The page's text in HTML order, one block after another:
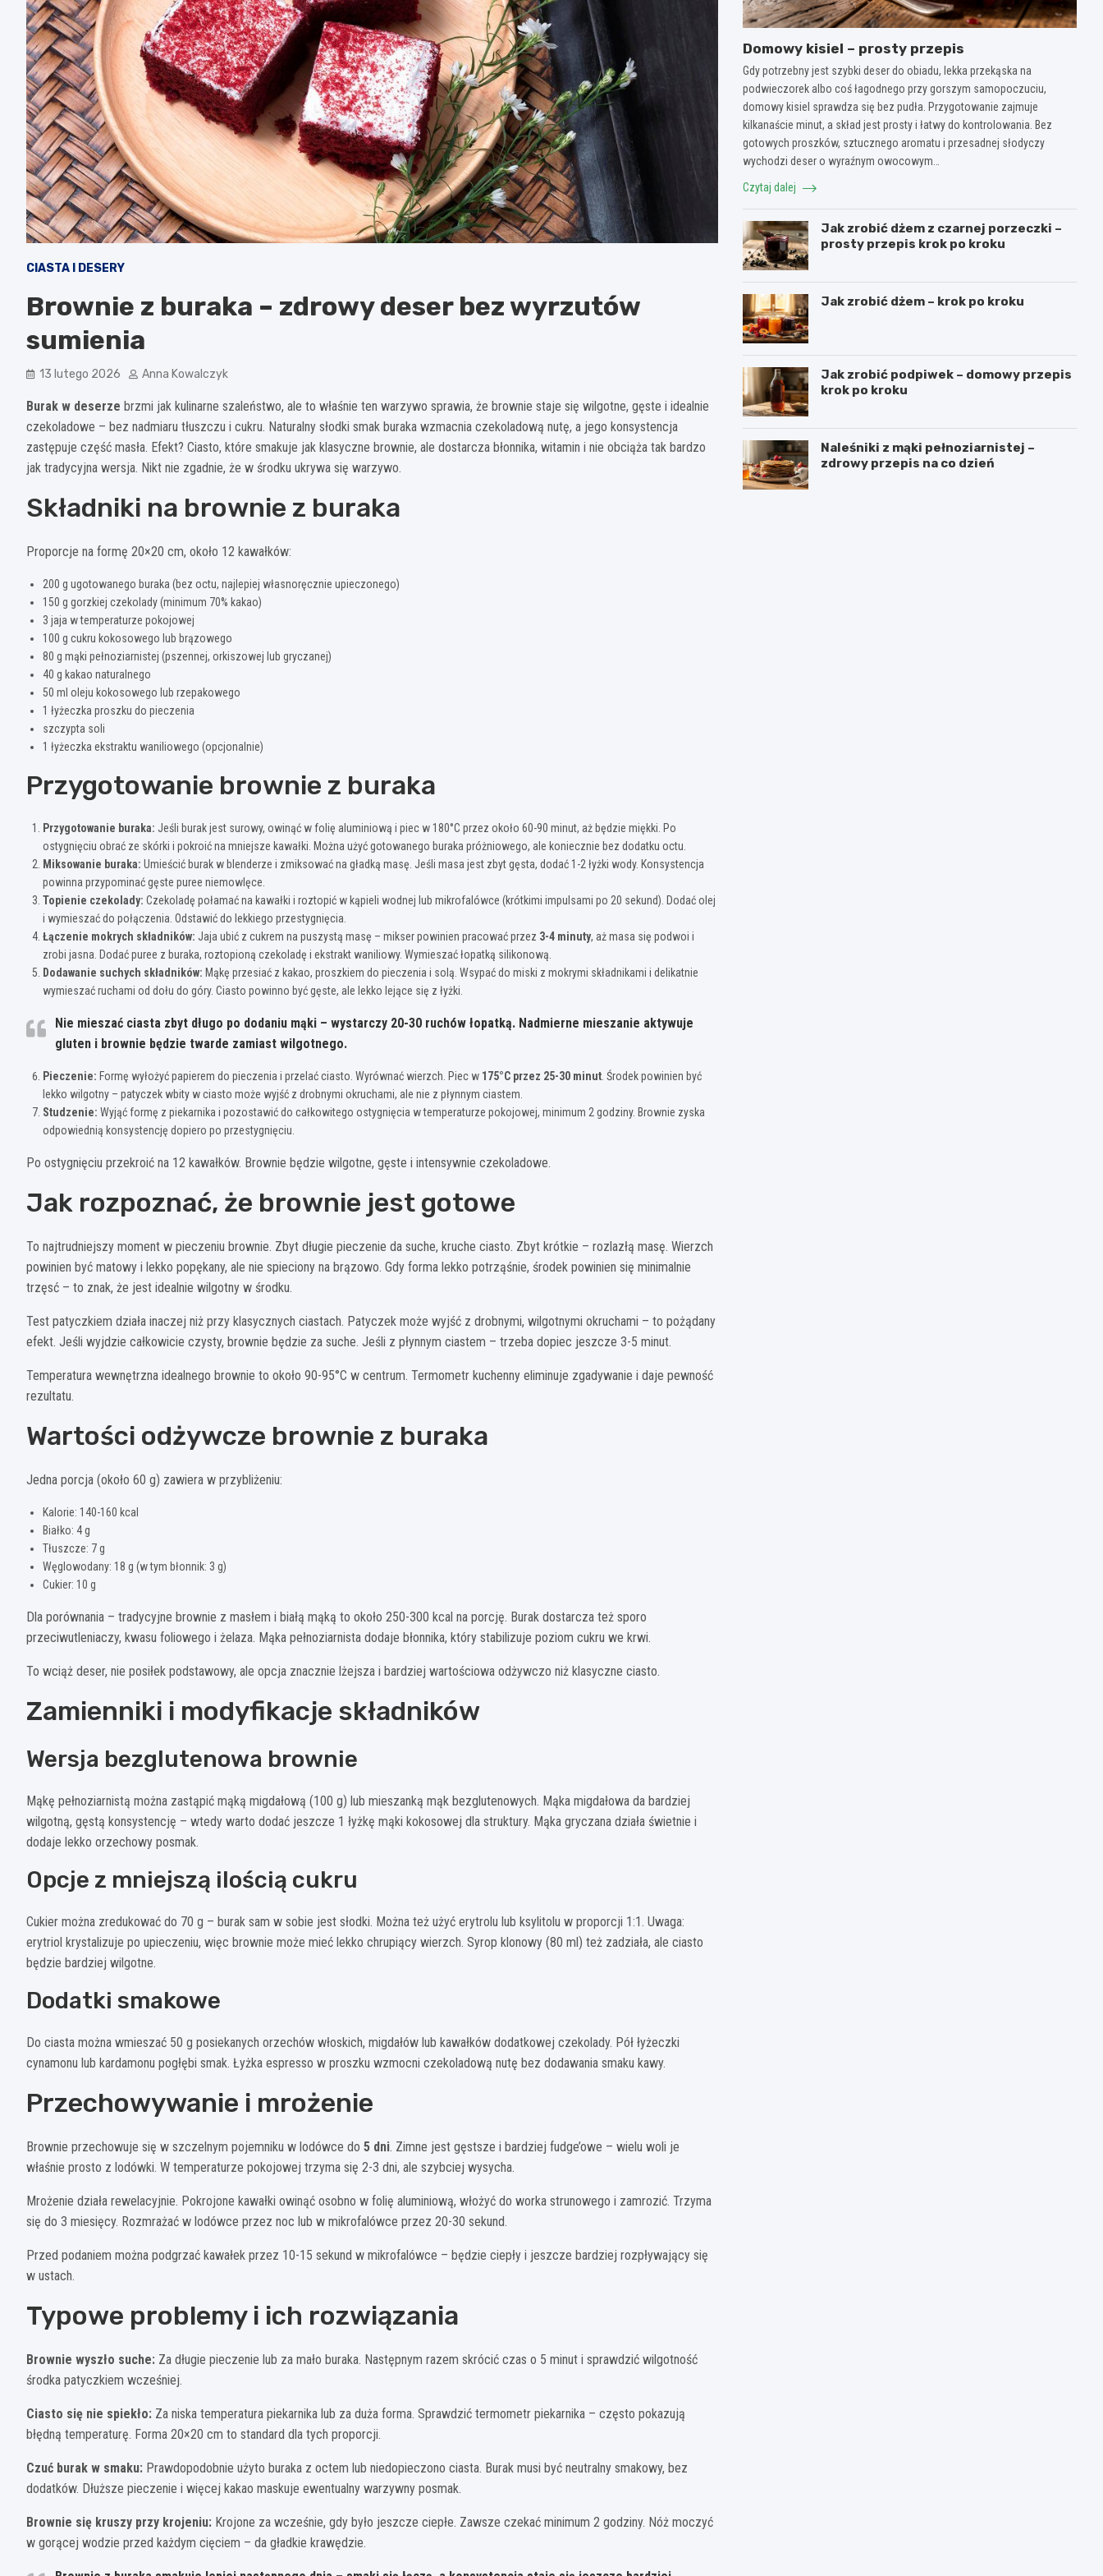
CIASTA I DESERY
Brownie z buraka – zdrowy deser bez wyrzutów
sumienia
13 lutego 2026 Anna Kowalczyk
Burak w deserze brzmi jak kulinarne szaleństwo, ale to właśnie ten warzywo sprawia, że brownie staje się wilgotne, gęste i idealnie
czekoladowe – bez nadmiaru tłuszczu i cukru. Naturalny słodki smak buraka wzmacnia czekoladową nutę, a jego konsystencja
zastępuje część masła. Efekt? Ciasto, które smakuje jak klasyczne brownie, ale dostarcza błonnika, witamin i nie obciąża tak bardzo
jak tradycyjna wersja. Nikt nie zgadnie, że w środku ukrywa się warzywo.
Składniki na brownie z buraka
Proporcje na formę 20×20 cm, około 12 kawałków:
200 g ugotowanego buraka (bez octu, najlepiej własnoręcznie upieczonego)
150 g gorzkiej czekolady (minimum 70% kakao)
3 jaja w temperaturze pokojowej
100 g cukru kokosowego lub brązowego
80 g mąki pełnoziarnistej (pszennej, orkiszowej lub gryczanej)
40 g kakao naturalnego
50 ml oleju kokosowego lub rzepakowego
1 łyżeczka proszku do pieczenia
szczypta soli
1 łyżeczka ekstraktu waniliowego (opcjonalnie)
Przygotowanie brownie z buraka
Przygotowanie buraka: Jeśli burak jest surowy, owinąć w folię aluminiową i piec w 180°C przez około 60-90 minut, aż będzie miękki. Po
ostygnięciu obrać ze skórki i pokroić na mniejsze kawałki. Można użyć gotowanego buraka próżniowego, ale koniecznie bez dodatku octu.
Miksowanie buraka: Umieścić burak w blenderze i zmiksować na gładką masę. Jeśli masa jest zbyt gęsta, dodać 1-2 łyżki wody. Konsystencja
powinna przypominać gęste puree niemowlęce.
Topienie czekolady: Czekoladę połamać na kawałki i roztopić w kąpieli wodnej lub mikrofalówce (krótkimi impulsami po 20 sekund). Dodać olej
i wymieszać do połączenia. Odstawić do lekkiego przestygnięcia.
Łączenie mokrych składników: Jaja ubić z cukrem na puszystą masę – mikser powinien pracować przez 3-4 minuty, aż masa się podwoi i
zrobi jasna. Dodać puree z buraka, roztopioną czekoladę i ekstrakt waniliowy. Wymieszać łopatką silikonową.
Dodawanie suchych składników: Mąkę przesiać z kakao, proszkiem do pieczenia i solą. Wsypać do miski z mokrymi składnikami i delikatnie
wymieszać ruchami od dołu do góry. Ciasto powinno być gęste, ale lekko lejące się z łyżki.
Nie mieszać ciasta zbyt długo po dodaniu mąki – wystarczy 20-30 ruchów łopatką. Nadmierne mieszanie aktywuje
gluten i brownie będzie twarde zamiast wilgotnego.
Pieczenie: Formę wyłożyć papierem do pieczenia i przelać ciasto. Wyrównać wierzch. Piec w 175°C przez 25-30 minut . Środek powinien być
lekko wilgotny – patyczek wbity w ciasto może wyjść z drobnymi okruchami, ale nie z płynnym ciastem.
Studzenie: Wyjąć formę z piekarnika i pozostawić do całkowitego ostygnięcia w temperaturze pokojowej, minimum 2 godziny. Brownie zyska
odpowiednią konsystencję dopiero po przestygnięciu.
Po ostygnięciu przekroić na 12 kawałków. Brownie będzie wilgotne, gęste i intensywnie czekoladowe.
Jak rozpoznać, że brownie jest gotowe
To najtrudniejszy moment w pieczeniu brownie. Zbyt długie pieczenie da suche, kruche ciasto. Zbyt krótkie – rozlazłą masę. Wierzch
powinien być matowy i lekko popękany, ale nie spieciony na brązowo. Gdy forma lekko potrząśnie, środek powinien się minimalnie
trzęsć – to znak, że jest idealnie wilgotny w środku.
Test patyczkiem działa inaczej niż przy klasycznych ciastach. Patyczek może wyjść z drobnymi, wilgotnymi okruchami – to pożądany
efekt. Jeśli wyjdzie całkowicie czysty, brownie będzie za suche. Jeśli z płynnym ciastem – trzeba dopiec jeszcze 3-5 minut.
Temperatura wewnętrzna idealnego brownie to około 90-95°C w centrum. Termometr kuchenny eliminuje zgadywanie i daje pewność
rezultatu.
Wartości odżywcze brownie z buraka
Jedna porcja (około 60 g) zawiera w przybliżeniu:
Kalorie: 140-160 kcal
Białko: 4 g
Tłuszcze: 7 g
Węglowodany: 18 g (w tym błonnik: 3 g)
Cukier: 10 g
Dla porównania – tradycyjne brownie z masłem i białą mąką to około 250-300 kcal na porcję. Burak dostarcza też sporo
przeciwutleniaczy, kwasu foliowego i żelaza. Mąka pełnoziarnista dodaje błonnika, który stabilizuje poziom cukru we krwi.
To wciąż deser, nie posiłek podstawowy, ale opcja znacznie lżejsza i bardziej wartościowa odżywczo niż klasyczne ciasto.
Zamienniki i modyfikacje składników
Wersja bezglutenowa brownie
Mąkę pełnoziarnistą można zastąpić mąką migdałową (100 g) lub mieszanką mąk bezglutenowych. Mąka migdałowa da bardziej
wilgotną, gęstą konsystencję – wtedy warto dodać jeszcze 1 łyżkę mąki kokosowej dla struktury. Mąka gryczana działa świetnie i
dodaje lekko orzechowy posmak.
Opcje z mniejszą ilością cukru
Cukier można zredukować do 70 g – burak sam w sobie jest słodki. Można też użyć erytrolu lub ksylitolu w proporcji 1:1. Uwaga:
erytriol krystalizuje po upieczeniu, więc brownie może mieć lekko chrupiący wierzch. Syrop klonowy (80 ml) też zadziała, ale ciasto
będzie bardziej wilgotne.
Dodatki smakowe
Do ciasta można wmieszać 50 g posiekanych orzechów włoskich, migdałów lub kawałków dodatkowej czekolady. Pół łyżeczki
cynamonu lub kardamonu pogłębi smak. Łyżka espresso w proszku wzmocni czekoladową nutę bez dodawania smaku kawy.
Przechowywanie i mrożenie
Brownie przechowuje się w szczelnym pojemniku w lodówce do 5 dni. Zimne jest gęstsze i bardziej fudge’owe – wielu woli je
właśnie prosto z lodówki. W temperaturze pokojowej trzyma się 2-3 dni, ale szybciej wysycha.
Mrożenie działa rewelacyjnie. Pokrojone kawałki owinąć osobno w folię aluminiową, włożyć do worka strunowego i zamrozić. Trzyma
się do 3 miesięcy. Rozmrażać w lodówce przez noc lub w mikrofalówce przez 20-30 sekund.
Przed podaniem można podgrzać kawałek przez 10-15 sekund w mikrofalówce – będzie ciepły i jeszcze bardziej rozpływający się
w ustach.
Typowe problemy i ich rozwiązania
Brownie wyszło suche: Za długie pieczenie lub za mało buraka. Następnym razem skrócić czas o 5 minut i sprawdzić wilgotność
środka patyczkiem wcześniej.
Ciasto się nie spiekło: Za niska temperatura piekarnika lub za duża forma. Sprawdzić termometr piekarnika – często pokazują
błędną temperaturę. Forma 20×20 cm to standard dla tych proporcji.
Czuć burak w smaku: Prawdopodobnie użyto buraka z octem lub niedopieczono ciasta. Burak musi być neutralny smakowy, bez
dodatków. Dłuższe pieczenie i więcej kakao maskuje ewentualny warzywny posmak.
Brownie się kruszy przy krojeniu: Krojone za wcześnie, gdy było jeszcze ciepłe. Zawsze czekać minimum 2 godziny. Nóż moczyć
w gorącej wodzie przed każdym cięciem – da gładkie krawędzie.
Domowy kisiel – prosty przepis
Gdy potrzebny jest szybki deser do obiadu, lekka przekąska na
podwieczorek albo coś łagodnego przy gorszym samopoczuciu,
domowy kisiel sprawdza się bez pudła. Przygotowanie zajmuje
kilkanaście minut, a skład jest prosty i łatwy do kontrolowania. Bez
gotowych proszków, sztucznego aromatu i przesadnej słodyczy
wychodzi deser o wyraźnym owocowym…
Czytaj dalej
Jak zrobić dżem z czarnej porzeczki –
prosty przepis krok po kroku
Jak zrobić dżem – krok po kroku
Jak zrobić podpiwek – domowy przepis
krok po kroku
Naleśniki z mąki pełnoziarnistej –
zdrowy przepis na co dzień